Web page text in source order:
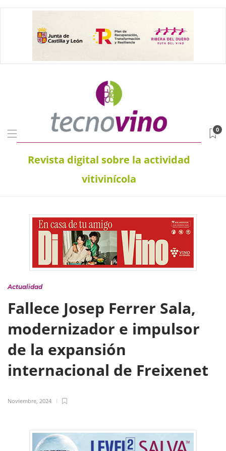
Revista digital sobre la actividad
vitivinícola
0
Actualidad
Fallece Josep Ferrer Sala,
modernizador e impulsor
de la expansión
internacional de Freixenet
Noviembre, 2024